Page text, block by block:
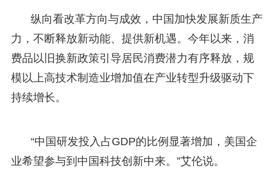
纵向看改革方向与成效，中国加快发展新质生产
力，不断释放新动能、提供新机遇。今年以来，消
费品以旧换新政策引导居民消费潜力有序释放，规
模以上高技术制造业增加值在产业转型升级驱动下
持续增长。
“中国研发投入占GDP的比例显著增加，美国企
业希望参与到中国科技创新中来。”艾伦说。